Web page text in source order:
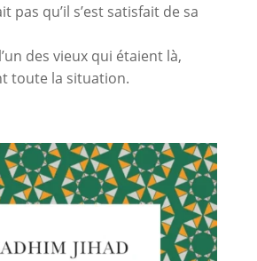
pas qu’il s’est satisfait de sa
des vieux qui étaient là,
toute la situation.